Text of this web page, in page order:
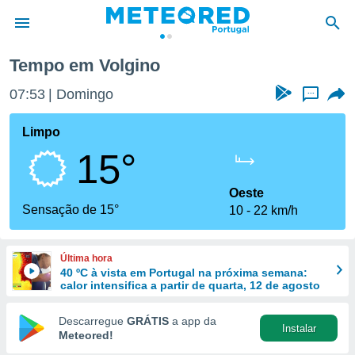
da
foi
fornecidas
a este
das
e
forma
digital
Tempo em Volgino
07:53 Domingo ...
Limpo
15°
Sensação de 15°
Oeste
10
22 km/h
Última hora
40 ºC à vista em Portugal na próxima semana:
calor intensifica a partir de quarta, 12 de agosto
Descarregue GRÁTIS a app da
Meteored!
Instalar